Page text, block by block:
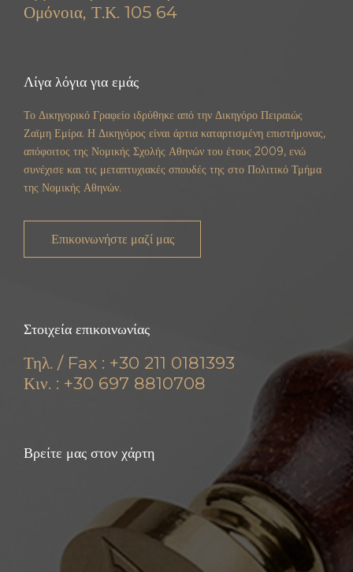
Ομόνοια, Τ.Κ. 105 64
Λίγα λόγια για εμάς
Το Δικηγορικό Γραφείο ιδρύθηκε από την Δικηγόρο Πειραιώς
Ζαϊμη Εμίρα. Η Δικηγόρος είναι άρτια καταρτισμένη επιστήμονας,
απόφοιτος της Νομικής Σχολής Αθηνών του έτους 2009, ενώ
συνέχισε και τις μεταπτυχιακές σπουδές της στο Πολιτικό Τμήμα
της Νομικής Αθηνών.
Επικοινωνήστε μαζί μας
Στοιχεία επικοινωνίας
Τηλ. / Fax : +30 211 0181393
Κιν. : +30 697 8810708
Βρείτε μας στον χάρτη